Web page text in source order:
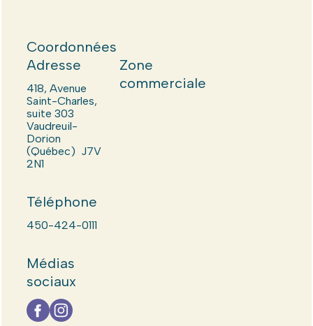
Coordonnées
Adresse
418, Avenue
Saint-Charles,
suite 303
Vaudreuil-
Dorion
(Québec) J7V
2N1
Téléphone
450-424-0111
Médias
sociaux
Zone
commerciale